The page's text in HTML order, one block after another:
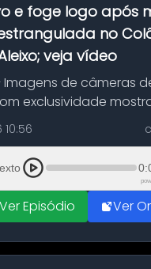
e foge logo após
no
veja vídeo
Imagens de câmeras
exclusividade
fuga do principal
Araújo, de 28
noite deste último d...
Ver Episódio Ver